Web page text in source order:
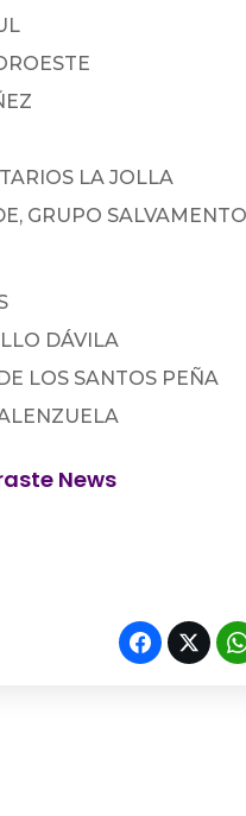
LA JOLLA
GRUPO
DÁVILA
LOS SANTOS PEÑA
News